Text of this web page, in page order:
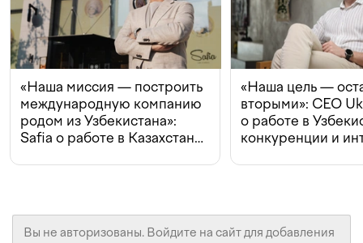
«Наша миссия — построить
международную компанию
родом из Узбекистана»:
Safia о работе в Казахстане,
«Наша цель —
вторыми»: CEO
о работе в
конкуренции и